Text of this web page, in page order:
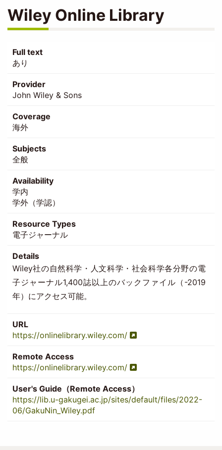
Wiley Online Library
Full text
あり
Provider
John Wiley & Sons
Coverage
海外
Subjects
全般
Availability
学内
学外（学認）
Resource Types
電子ジャーナル
Details
Wiley社の自然科学・人文科学・社会科学各分野の電
子ジャーナル1,400誌以上のバックファイル（-2019
年）にアクセス可能。
URL
https://onlinelibrary.wiley.com/
Remote Access
https://onlinelibrary.wiley.com/
User's Guide（Remote Access）
https://lib.u-gakugei.ac.jp/sites/default/files/2022-
06/GakuNin_Wiley.pdf